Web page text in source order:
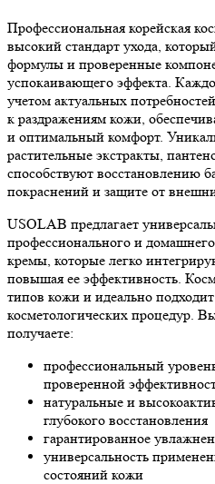
Профессиональная корейская
высокий стандарт ухода,
формулы и проверенные
успокаивающего эффекта.
учетом актуальных
к раздражениям кожи,
и оптимальный комфорт.
растительные экстракты,
способствуют восстановлению
покраснений и защите от
USOLAB предлагает
профессионального и
кремы, которые легко
повышая ее эффективность.
типов кожи и идеально
косметологических процедур.
получаете:
профессиональный
проверенной
натуральные и
глубокого восстановления
гарантированное
универсальность
состояний кожи